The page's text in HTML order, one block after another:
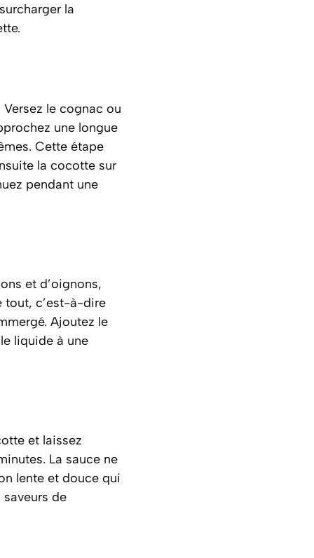
la
le cognac ou
une longue
Cette étape
la cocotte sur
pendant une
et d’oignons,
tout, c’est-à-dire
Ajoutez le
liquide à une
et laissez
La sauce ne
lente et douce qui
de